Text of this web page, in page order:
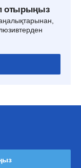
отырыңыз